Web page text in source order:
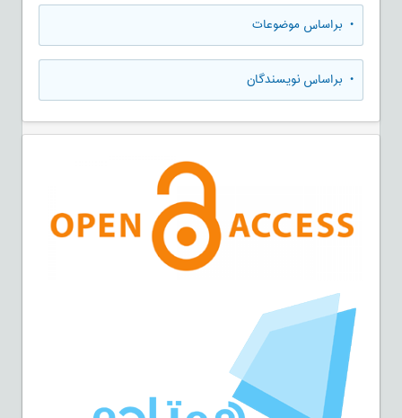
• براساس موضوعات
• براساس نویسندگان